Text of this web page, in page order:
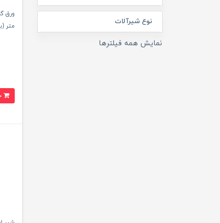
نوع شیرآلات
نمایش همه فیلترها
متر